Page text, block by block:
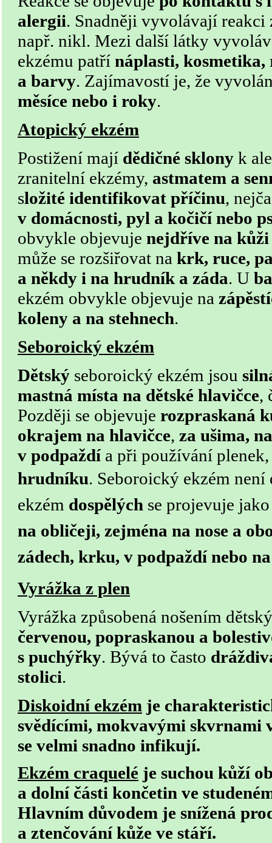
alergii. Snadněji vyvolávají
např. nikl. Mezi další látky
ekzému patří náplasti,
a barvy. Zajímavostí je, že
měsíce nebo i roky.
Atopický ekzém
Postižení mají dědičné sklony k
zranitelní ekzémy, astmatem a
složité identifikovat příčinu,
v domácnosti, pyl a kočičí nebo
obvykle objevuje nejdříve na
může se rozšiřovat na krk, ruce,
a někdy i na hrudník a záda. U
ekzém obvykle objevuje na
koleny a na stehnech.
Seboroický ekzém
Dětský seboroický ekzém jsou
mastná místa na dětské hlavičce,
Později se objevuje rozpraskaná
okrajem na hlavičce, za ušima,
v podpaždía při používání
hrudníku. Seboroický ekzém
ekzém dospělých se projevuje
na obličeji, zejména na nose a
zádech, krku, v podpaždí nebo
Vyrážka z plen
Vyrážka způsobená nošením
červenou, popraskanou a
s puchýřky. Bývá to často
stolici.
Diskoidní ekzém je
svědícími, mokvavými skvrnami
se velmi snadno infikují.
Ekzém craquelé je suchou kůží
a dolní části končetin ve
Hlavním důvodem je snížená
a ztenčování kůže ve stáří.